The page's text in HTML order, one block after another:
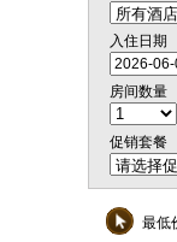
入住日期
房间数量
促销套餐
最低